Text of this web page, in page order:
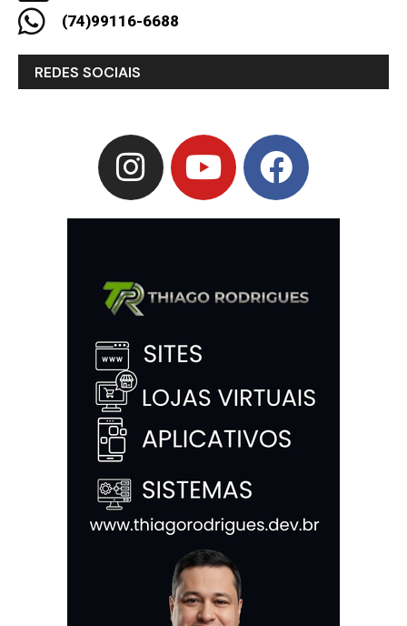
(74)99116-6688
REDES SOCIAIS